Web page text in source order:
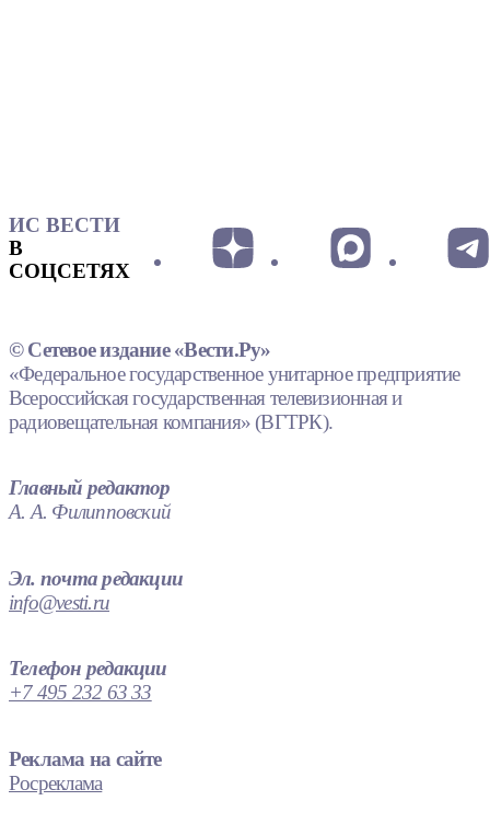
ИС ВЕСТИ
В
СОЦСЕТЯХ
© Сетевое издание «Вести.Ру»
«Федеральное государственное унитарное предприятие
Всероссийская государственная телевизионная и
радиовещательная компания» (ВГТРК).
Главный редактор
А. А. Филипповский
Эл. почта редакции
info@vesti.ru
Телефон редакции
+7 495 232 63 33
Реклама на сайте
Росреклама